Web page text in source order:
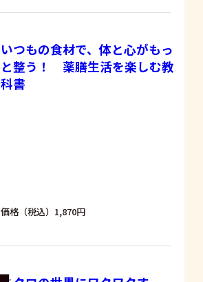
いつもの食材で、体と心がもっ
と整う！ 薬膳生活を楽しむ教
科書
価格（税込）1,870円